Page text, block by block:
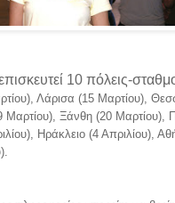
10 πόλεις-
Λάρισα (15 Μαρτίου),
Μαρτίου), Ξάνθη (20 Μαρτίου),
Ηράκλειο (4 Απριλίου),